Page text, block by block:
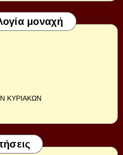
μοναχή
ΚΥΡΙΑΚΩΝ